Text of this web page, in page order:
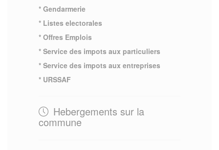
* Gendarmerie
* Listes electorales
* Offres Emplois
* Service des impots aux particuliers
* Service des impots aux entreprises
* URSSAF
Hebergements sur la
commune